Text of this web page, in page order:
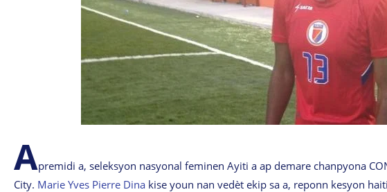
Apremidi a, seleksyon nasyonal feminen Ayiti a ap demare chanpyona
City. Marie Yves Pierre Dina kise youn nan vedèt ekip sa a, reponn kesyon